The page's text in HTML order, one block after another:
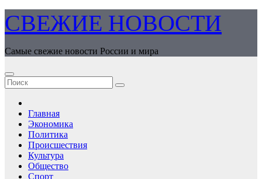
Перейти
к
содержимому
СВЕЖИЕ НОВОСТИ
Самые свежие новости России и мира
Главная
Экономика
Политика
Происшествия
Культура
Общество
Спорт